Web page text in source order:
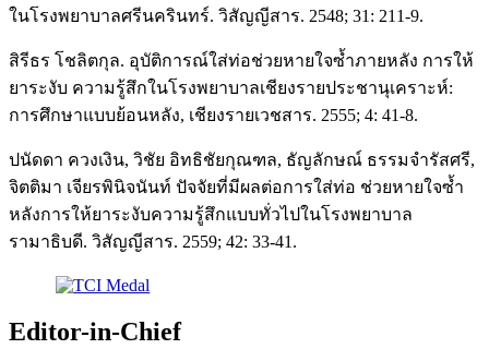
ในโรงพยาบาลศรีนครินทร์. วิสัญญีสาร. 2548; 31: 211-9.
สิรีธร โชลิตกุล. อุบัติการณ์ใส่ท่อช่วยหายใจซ้ำภายหลัง การให้
ยาระงับ ความรู้สึกในโรงพยาบาลเชียงรายประชานุเคราะห์:
การศึกษาแบบย้อนหลัง, เชียงรายเวชสาร. 2555; 4: 41-8.
ปนัดดา ควงเงิน, วิชัย อิทธิชัยกุณฑล, ธัญลักษณ์ ธรรมจำรัสศรี,
จิตติมา เจียรพินิจนันท์ ปัจจัยที่มีผลต่อการใส่ท่อ ช่วยหายใจซ้ำ
หลังการให้ยาระงับความรู้สึกแบบทั่วไปในโรงพยาบาล
รามาธิบดี. วิสัญญีสาร. 2559; 42: 33-41.
Editor-in-Chief